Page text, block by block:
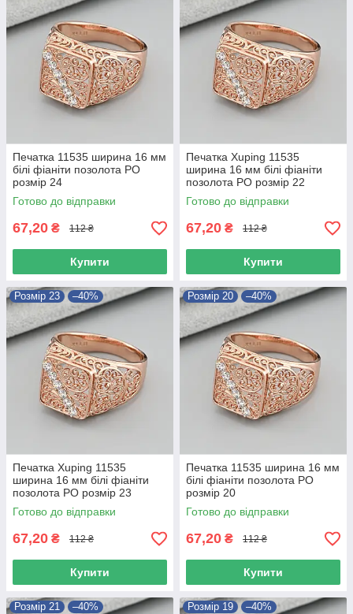
Печатка 11535 ширина 16 мм
білі фіаніти позолота РО
розмір 24
Готово до відправки
67,20 ₴ 112 ₴
Купити
Печатка Xuping 11535
ширина 16 мм білі фіаніти
позолота РО розмір 22
Готово до відправки
67,20 ₴ 112 ₴
Купити
Розмір 23 –40%
Печатка Xuping 11535
ширина 16 мм білі фіаніти
позолота РО розмір 23
Готово до відправки
67,20 ₴ 112 ₴
Купити
Розмір 20 –40%
Печатка 11535 ширина 16 мм
білі фіаніти позолота РО
розмір 20
Готово до відправки
67,20 ₴ 112 ₴
Купити
Розмір 21 –40% Розмір 19 –40%